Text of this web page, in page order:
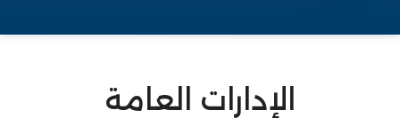
الإدارات العامة